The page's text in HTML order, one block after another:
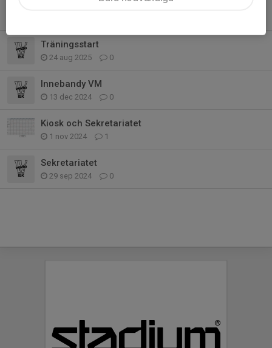
Träning med 10:orna
Träningsstart
24 aug 2025 0
Innebandy VM
13 dec 2024 0
Kiosk och Sekretariatet
1 nov 2024 1
Sekretariatet
29 sep 2024 0